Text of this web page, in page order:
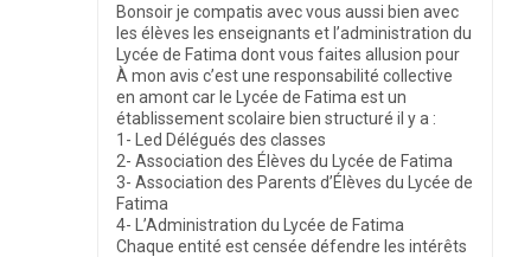
Bonsoir je compatis avec vous aussi bien avec
les élèves les enseignants et l’administration du
Lycée de Fatima dont vous faites allusion pour
À mon avis c’est une responsabilité collective
en amont car le Lycée de Fatima est un
établissement scolaire bien structuré il y a :
1- Led Délégués des classes
2- Association des Élèves du Lycée de Fatima
3- Association des Parents d’Élèves du Lycée de
Fatima
4- L’Administration du Lycée de Fatima
Chaque entité est censée défendre les intérêts